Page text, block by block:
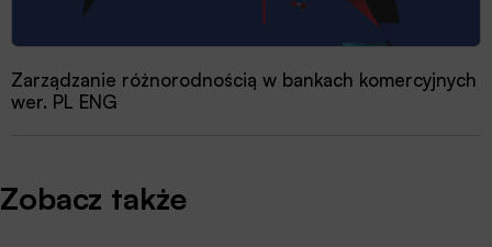
Zarządzanie różnorodnością w bankach komercyjnych
wer. PL ENG
Zobacz także